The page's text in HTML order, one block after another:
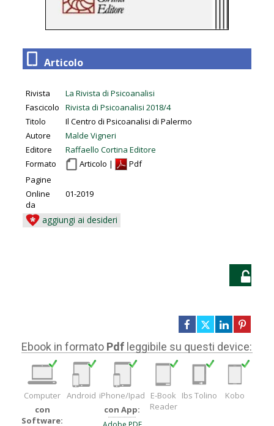
Articolo
Rivista
La Rivista di Psicoanalisi
Fascicolo
Rivista di Psicoanalisi 2018/4
Titolo
Il Centro di Psicoanalisi di Palermo
Autore
Malde Vigneri
Editore
Raffaello Cortina Editore
Formato
Articolo |
Pdf
Pagine
Online
da
01-2019
aggiungi ai desideri
Ebook in formato Pdf leggibile su questi device:
Computer
con
Software:
Android iPhone/Ipad
con App:
E-Book
Reader
Ibs Tolino Kobo